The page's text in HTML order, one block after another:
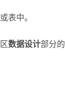
表中。
数据设计部分的